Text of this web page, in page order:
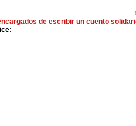
de escribir un cuento